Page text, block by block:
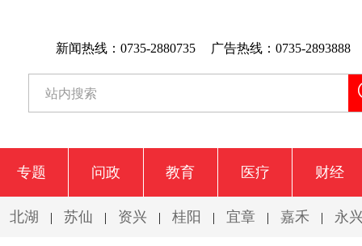
新闻热线：0735-2880735 广告热线：0735-2893888
专题 问政 教育 医疗 财经
北湖 | 苏仙 | 资兴 | 桂阳 | 宜章 | 嘉禾 | 永